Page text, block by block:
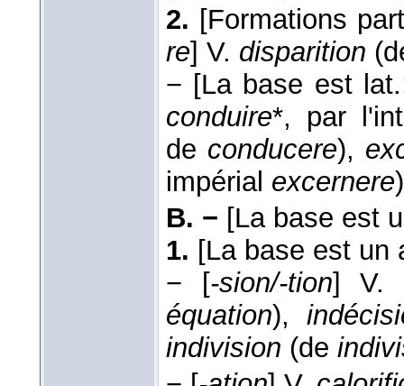
2. [Formations
re] V. disparition
− [La base est
conduire*, par
de conducere),
impérial excernere
B. − [La base est
1. [La base est un
− [-sion/-tion] V.
équation),
indivision (de